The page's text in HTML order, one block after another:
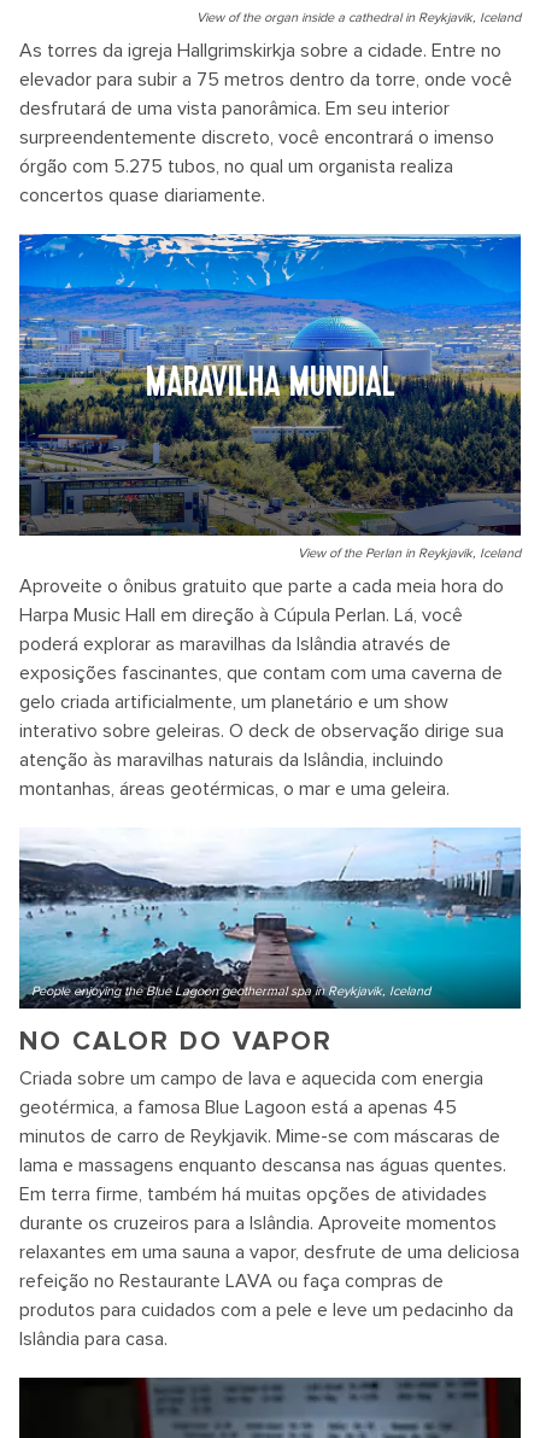
View of the organ inside a cathedral in Reykjavik, Iceland
As torres da igreja Hallgrimskirkja sobre a cidade. Entre no
elevador para subir a 75 metros dentro da torre, onde você
desfrutará de uma vista panorâmica. Em seu interior
surpreendentemente discreto, você encontrará o imenso
órgão com 5.275 tubos, no qual um organista realiza
concertos quase diariamente.
MARAVILHA MUNDIAL
View of the Perlan in Reykjavik, Iceland
Aproveite o ônibus gratuito que parte a cada meia hora do
Harpa Music Hall em direção à Cúpula Perlan. Lá, você
poderá explorar as maravilhas da Islândia através de
exposições fascinantes, que contam com uma caverna de
gelo criada artificialmente, um planetário e um show
interativo sobre geleiras. O deck de observação dirige sua
atenção às maravilhas naturais da Islândia, incluindo
montanhas, áreas geotérmicas, o mar e uma geleira.
People enjoying the Blue Lagoon geothermal spa in Reykjavik, Iceland
NO CALOR DO VAPOR
Criada sobre um campo de lava e aquecida com energia
geotérmica, a famosa Blue Lagoon está a apenas 45
minutos de carro de Reykjavik. Mime-se com máscaras de
lama e massagens enquanto descansa nas águas quentes.
Em terra firme, também há muitas opções de atividades
durante os cruzeiros para a Islândia. Aproveite momentos
relaxantes em uma sauna a vapor, desfrute de uma deliciosa
refeição no Restaurante LAVA ou faça compras de
produtos para cuidados com a pele e leve um pedacinho da
Islândia para casa.